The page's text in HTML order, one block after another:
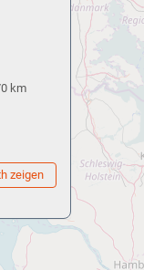
km
zeigen